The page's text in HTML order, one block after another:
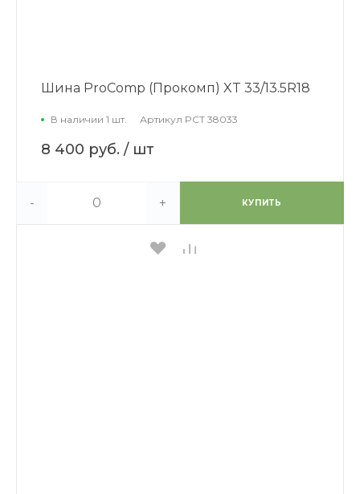
Шина ProComp (Прокомп) XT 33/13.5R18
В наличии 1 шт. Артикул PCT 38033
8 400 руб. / шт
- + КУПИТЬ